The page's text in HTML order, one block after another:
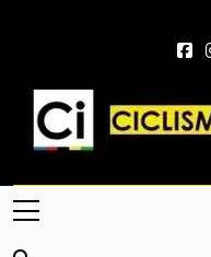
Web Dedicada Al
Crónicas, Previas Y